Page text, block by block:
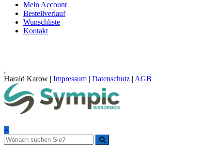
Mein Account
Bestellverlauf
Wunschliste
Kontakt
,
Harald Karow | Impressum | Datenschutz | AGB